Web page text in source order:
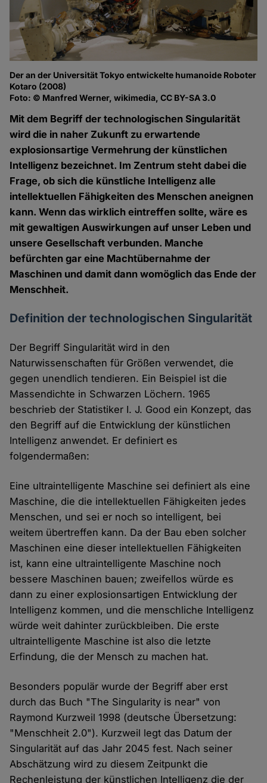
Der an der Universität Tokyo entwickelte humanoide Roboter
Kotaro (2008)
Foto: © Manfred Werner, wikimedia, CC BY-SA 3.0
Mit dem Begriff der technologischen Singularität
wird die in naher Zukunft zu erwartende
explosionsartige Vermehrung der künstlichen
Intelligenz bezeichnet. Im Zentrum steht dabei die
Frage, ob sich die künstliche Intelligenz alle
intellektuellen Fähigkeiten des Menschen aneignen
kann. Wenn das wirklich eintreffen sollte, wäre es
mit gewaltigen Auswirkungen auf unser Leben und
unsere Gesellschaft verbunden. Manche
befürchten gar eine Machtübernahme der
Maschinen und damit dann womöglich das Ende der
Menschheit.
Definition der technologischen Singularität
Der Begriff Singularität wird in den
Naturwissenschaften für Größen verwendet, die
gegen unendlich tendieren. Ein Beispiel ist die
Massendichte in Schwarzen Löchern. 1965
beschrieb der Statistiker I. J. Good ein Konzept, das
den Begriff auf die Entwicklung der künstlichen
Intelligenz anwendet. Er definiert es
folgendermaßen:
Eine ultraintelligente Maschine sei definiert als eine
Maschine, die die intellektuellen Fähigkeiten jedes
Menschen, und sei er noch so intelligent, bei
weitem übertreffen kann. Da der Bau eben solcher
Maschinen eine dieser intellektuellen Fähigkeiten
ist, kann eine ultraintelligente Maschine noch
bessere Maschinen bauen; zweifellos würde es
dann zu einer explosionsartigen Entwicklung der
Intelligenz kommen, und die menschliche Intelligenz
würde weit dahinter zurückbleiben. Die erste
ultraintelligente Maschine ist also die letzte
Erfindung, die der Mensch zu machen hat.
Besonders populär wurde der Begriff aber erst
durch das Buch "The Singularity is near" von
Raymond Kurzweil 1998 (deutsche Übersetzung:
"Menschheit 2.0"). Kurzweil legt das Datum der
Singularität auf das Jahr 2045 fest. Nach seiner
Abschätzung wird zu diesem Zeitpunkt die
Rechenleistung der künstlichen Intelligenz die der